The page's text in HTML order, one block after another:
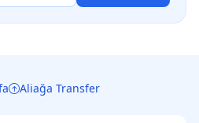
Aliağa Transfer